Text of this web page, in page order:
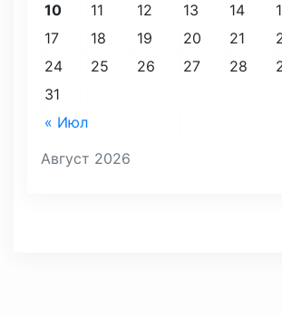
Август 2026
« Июл
10
11 12 13 14
17
18 19 20 21
24
25 26 27 28
31